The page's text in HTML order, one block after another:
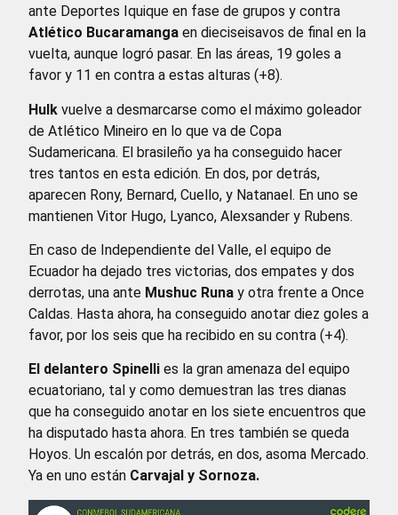
ante Deportes Iquique en fase de grupos y contra
Atlético Bucaramanga en dieciseisavos de final en la
vuelta, aunque logró pasar. En las áreas, 19 goles a
favor y 11 en contra a estas alturas (+8).
Hulk vuelve a desmarcarse como el máximo goleador
de Atlético Mineiro en lo que va de Copa
Sudamericana. El brasileño ya ha conseguido hacer
tres tantos en esta edición. En dos, por detrás,
aparecen Rony, Bernard, Cuello, y Natanael. En uno se
mantienen Vitor Hugo, Lyanco, Alexsander y Rubens.
En caso de Independiente del Valle, el equipo de
Ecuador ha dejado tres victorias, dos empates y dos
derrotas, una ante Mushuc Runa y otra frente a Once
Caldas. Hasta ahora, ha conseguido anotar diez goles a
favor, por los seis que ha recibido en su contra (+4).
El delantero Spinelli es la gran amenaza del equipo
ecuatoriano, tal y como demuestran las tres dianas
que ha conseguido anotar en los siete encuentros que
ha disputado hasta ahora. En tres también se queda
Hoyos. Un escalón por detrás, en dos, asoma Mercado.
Ya en uno están Carvajal y Sornoza.